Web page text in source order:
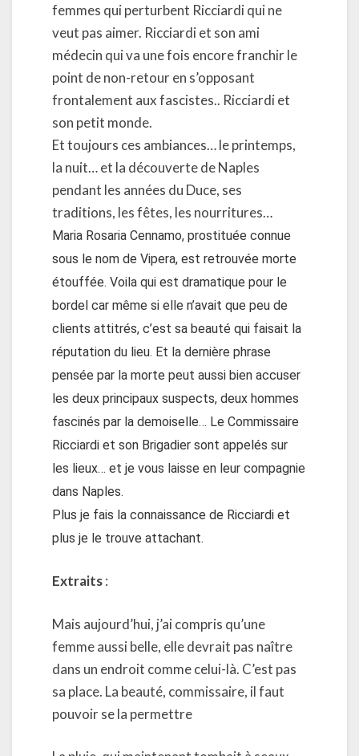
femmes qui perturbent Ricciardi qui ne
veut pas aimer. Ricciardi et son ami
médecin qui va une fois encore franchir le
point de non-retour en s’opposant
frontalement aux fascistes.. Ricciardi et
son petit monde.
Et toujours ces ambiances… le printemps,
la nuit… et la découverte de Naples
pendant les années du Duce, ses
traditions, les fêtes, les nourritures…
Maria Rosaria Cennamo, prostituée connue
sous le nom de Vipera, est retrouvée morte
étouffée. Voila qui est dramatique pour le
bordel car même si elle n’avait que peu de
clients attitrés, c’est sa beauté qui faisait la
réputation du lieu. Et la dernière phrase
pensée par la morte peut aussi bien accuser
les deux principaux suspects, deux hommes
fascinés par la demoiselle… Le Commissaire
Ricciardi et son Brigadier sont appelés sur
les lieux… et je vous laisse en leur compagnie
dans Naples.
Plus je fais la connaissance de Ricciardi et
plus je le trouve attachant.
Extraits:
Mais aujourd’hui, j’ai compris qu’une
femme aussi belle, elle devrait pas naître
dans un endroit comme celui-là. C’est pas
sa place. La beauté, commissaire, il faut
pouvoir se la permettre